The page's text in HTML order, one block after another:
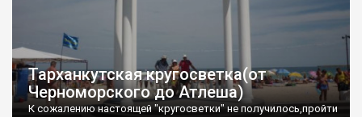
Тарханкутская кругосветка(от
Черноморского до Атлеша)
К сожалению настоящей "кругосветки" не получилось,пройти